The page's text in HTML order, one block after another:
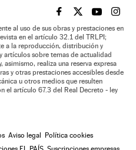
EL PAÍS BRASIL EN
EL PAÍSEL PAÍS
EL
al uso de sus obras y prestaciones en
en el artículo 32.1 del TRLPI;
a la reproducción, distribución y
artículos sobre temas de actualidad
realiza una reserva expresa
y otras prestaciones accesibles desde
u otros medios que resulten
el artículo 67.3 del Real Decreto - ley
Aviso legal
Política cookies